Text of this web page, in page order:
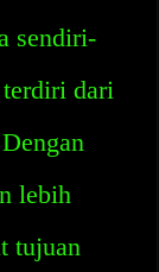
sendiri-
dari
lebih
tujuan